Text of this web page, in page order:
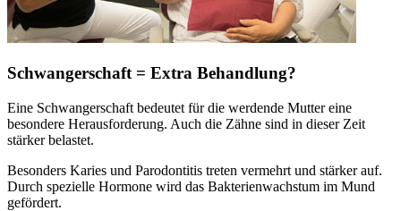
Schwangerschaft = Extra Behandlung?
Eine Schwangerschaft bedeutet für die werdende Mutter eine
besondere Herausforderung. Auch die Zähne sind in dieser Zeit
stärker belastet.
Besonders Karies und Parodontitis treten vermehrt und stärker auf.
Durch spezielle Hormone wird das Bakterienwachstum im Mund
gefördert.